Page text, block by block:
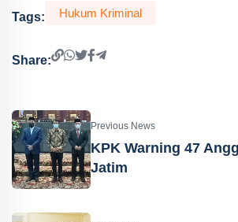
Tags: Hukum Kriminal
Share:
Previous News
KPK Warning 47
Jatim